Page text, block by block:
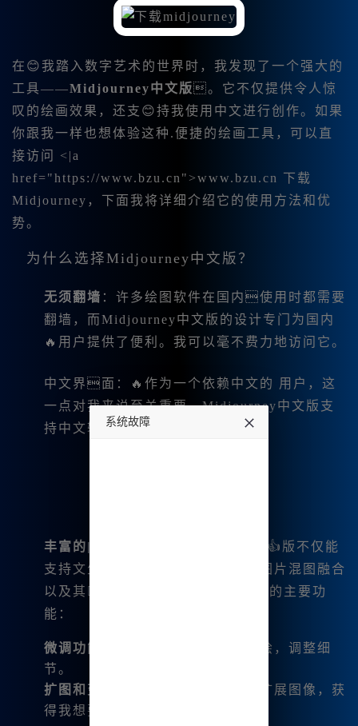
在😊我踏入数字艺术的世界时，我发现了一个强大的
工具——Midjourney中文版。它不仅提供令人惊
叹的绘画效果，还支😊持我使用中文进行创作。如果
你跟我一样也想体验这种.便捷的绘画工具，可以直
接访问 <|a
href="https://www.bzu.cn">www.bzu.cn 下载
Midjourney，下面我将详细介绍它的使用方法和优
势。
为什么选择Midjourney中文版？
无须翻墙 ：许多绘图软件在国内使用时都需要
翻墙，而Midjourney中文版的设计专门为国内
🔥用户提供了便利。我可以毫不费力地访问它。
中文界面 ：🔥作为一个依赖中文的 用户，这
一点对我来说至关重要。Midjourney中文版支
持中文输入，操作简单明了。
丰富的|功能
：👍Midjourney中文👍版不仅能
支持文生图，还可以进行图生图、图片混图融合
以及其他诸多功能。以下是一些它的主要功
能：
微调功能
：可以对图片进行局部重绘，调整细
节。
扩图和变幻
：我可以根据需要轻松扩展图像，获
得我想要的效果。
系统故障